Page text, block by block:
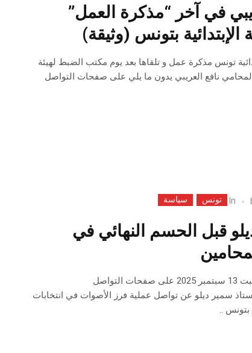
في آخر “مذكرة العمل”
بتونس (وثيقة)
إبتدائية تونس مذكرة عمل و تلقاها بعد يوم مكتب الضبط لهيئة
نافع العريبي يدون ما يلي على صفحات التواصل
In تونس سياسة
قبل الحسم النهائي في
في تدوينة له نشرها مساء السبت 13 سبتمبر 2025 على صفحات التواصل
سمير ديلو عن تواصل عملية فرز الأصوات في انتخابات
بتونس ..